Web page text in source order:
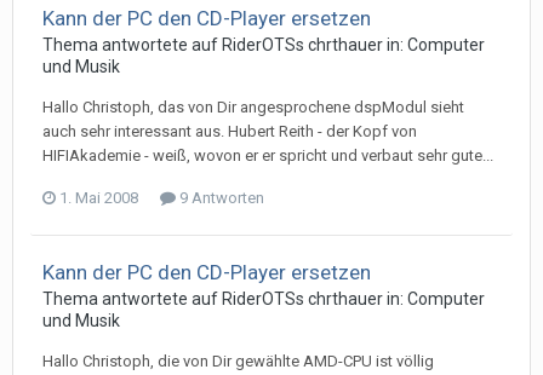
Kann der PC den CD-Player ersetzen
Thema antwortete auf RiderOTSs chrthauerin: Computer
und Musik
Hallo Christoph, das von Dir angesprochene dspModul sieht
auch sehr interessant aus. Hubert Reith - der Kopf von
HIFIAkademie - weiß, wovon er er spricht und verbaut sehr gute...
1. Mai 2008 9 Antworten
Kann der PC den CD-Player ersetzen
Thema antwortete auf RiderOTSs chrthauerin: Computer
und Musik
Hallo Christoph, die von Dir gewählte AMD-CPU ist völlig